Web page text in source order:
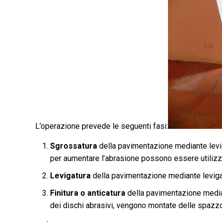
L’operazione prevede le seguenti fasi:
Sgrossatura della pavimentazione mediante
per aumentare l’abrasione possono essere
Levigatura della pavimentazione mediante
Finitura o anticatura della pavimentazione
dei dischi abrasivi, vengono montate delle